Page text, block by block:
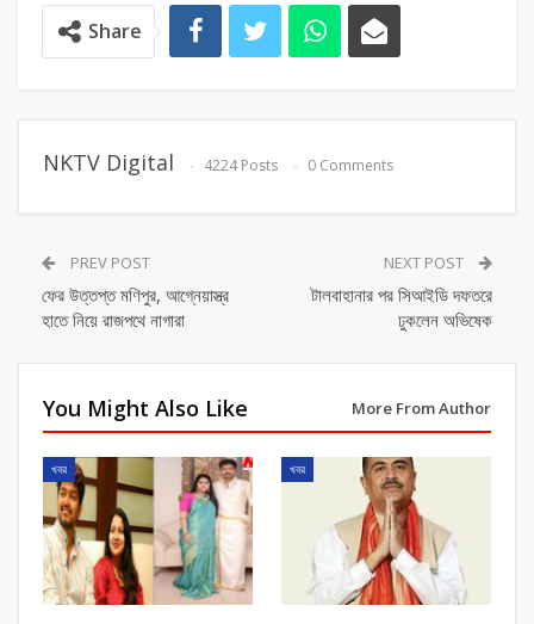
Share
NKTV Digital 4224 Posts 0 Comments
PREV POST
ফের উত্তপ্ত মণিপুর, আগ্নেয়াস্ত্র
হাতে নিয়ে রাজপথে নাগারা
NEXT POST
টালবাহানার পর সিআইডি দফতরে
ঢুকলেন অভিষেক
You Might Also Like More From Author
খবর খবর